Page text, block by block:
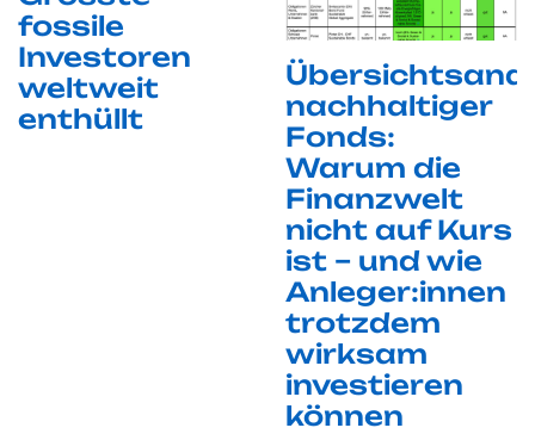
fossile
Investoren
weltweit
enthüllt
nachhaltiger
Fonds:
Warum die
Finanzwelt
nicht auf Kurs
ist – und wie
Anleger:innen
trotzdem
wirksam
investieren
können